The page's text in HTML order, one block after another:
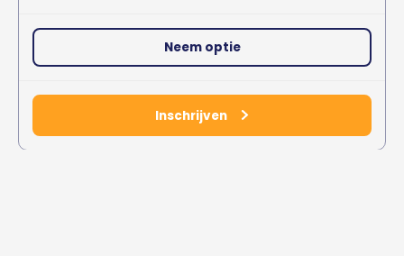
Neem optie
Inschrijven